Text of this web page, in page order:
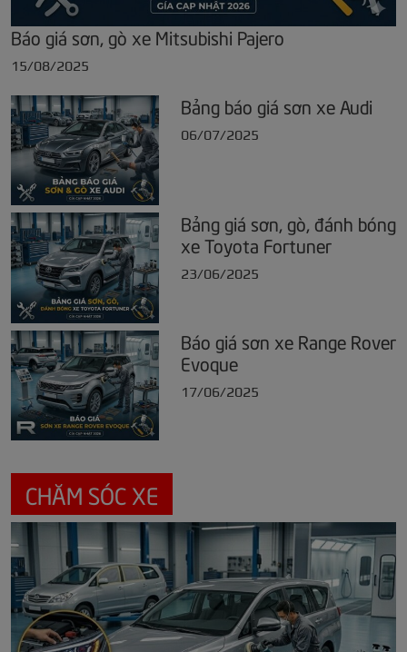
Báo giá sơn, gò xe Mitsubishi Pajero
15/08/2025
Bảng báo giá sơn xe Audi
06/07/2025
Bảng giá sơn, gò, đánh bóng
xe Toyota Fortuner
23/06/2025
Báo giá sơn xe Range Rover
Evoque
17/06/2025
CHĂM SÓC XE